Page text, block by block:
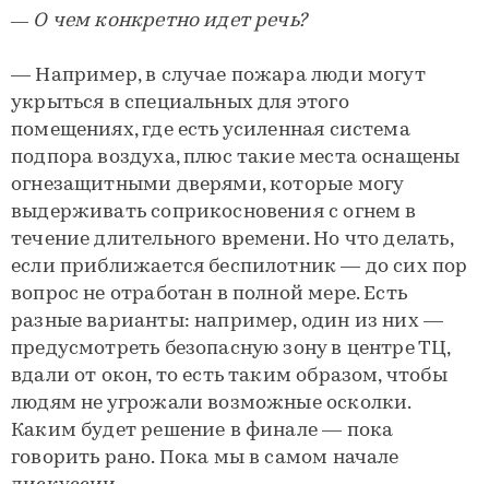
— О чем конкретно идет речь?
— Например, в случае пожара люди могут
укрыться в специальных для этого
помещениях, где есть усиленная система
подпора воздуха, плюс такие места оснащены
огнезащитными дверями, которые могу
выдерживать соприкосновения с огнем в
течение длительного времени. Но что делать,
если приближается беспилотник — до сих пор
вопрос не отработан в полной мере. Есть
разные варианты: например, один из них —
предусмотреть безопасную зону в центре ТЦ,
вдали от окон, то есть таким образом, чтобы
людям не угрожали возможные осколки.
Каким будет решение в финале — пока
говорить рано. Пока мы в самом начале